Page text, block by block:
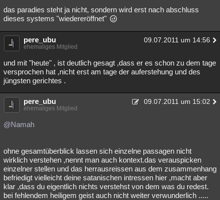
das paradies steht ja nicht, sondern wird erst nach abschluss
dieses systems "wiedereröffnet"
pere_ubu 09.07.2011 um 14:56
ehemaliges Mitglied
und mit "heute" , ist deutlich gesagt ,dass er es schon zu dem tage
versprochen hat ,nicht erst am tage der auferstehung und des
jüngsten gerichtes .
pere_ubu 09.07.2011 um 15:02
ehemaliges Mitglied
@Namah
ohne gesamtüberblick lassen sich einzelne passagen nicht
wirklich verstehen ,nennt man auch kontext.das verauspicken
einzelner stellen und das herrausreissen aus dem zusammenhang
befriedigt vielleicht deine satanischen intressen hier ,macht aber
klar ,dass du eigentlich nichts verstehst von dem was du redest.
bei fehlendem heiligem geist auch nicht weiter verwunderlich .....